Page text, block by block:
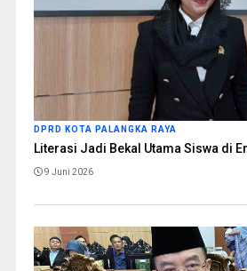
DPRD KOTA PALANGKA RAYA
Literasi Jadi Bekal Utama Siswa di
9 Juni 2026